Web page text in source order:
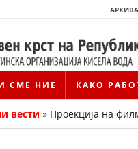
АРХИВА
СМЕ НИЕ КАКО
вести » Проекција на